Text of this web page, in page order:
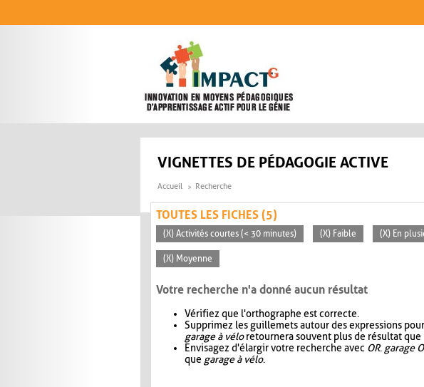
VIGNETTES DE PÉDAGOGIE ACTIVE
Accueil Recherche
TOUTES LES FICHES (5)
(X) Activités courtes (< 30 minutes) (X) Faible (X) En
(X) Moyenne
Votre recherche n'a donné aucun résultat
Vérifiez que l'orthographe est correcte.
Supprimez les guillemets autour des expressions
garage à véloretournera souvent plus de résultat que
Envisagez d'élargir votre recherche avec OR. garage
que garage à vélo.